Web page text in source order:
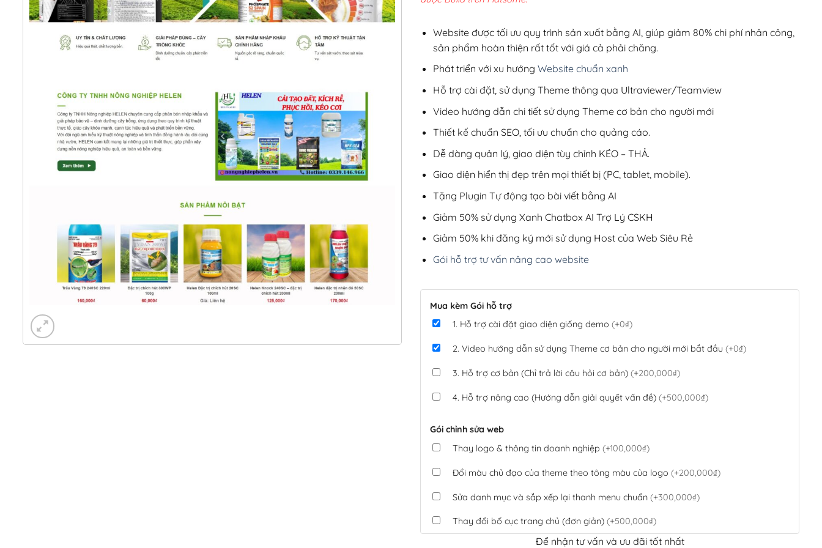
600,000₫.
Website được tối ưu quy trình sản xuất bằng AI, giúp giảm 80% chi phí nhân công,
sản phẩm hoàn thiện rất tốt với giá cả phải chăng.
Phát triển với xu hướng Website chuẩn xanh
Hỗ trợ cài đặt, sử dụng Theme thông qua Ultraviewer/Teamview
Video hướng dẫn chi tiết sử dụng Theme cơ bản cho người mới
Thiết kế chuẩn SEO, tối ưu chuẩn cho quảng cáo.
Dễ dàng quản lý, giao diện tùy chỉnh KÉO – THẢ.
Giao diện hiển thị đẹp trên mọi thiết bị (PC, tablet, mobile).
Tặng Plugin Tự động tạo bài viết bằng AI
Giảm 50% sử dụng Xanh Chatbox AI Trợ Lý CSKH
Giảm 50% khi đăng ký mới sử dụng Host của Web Siêu Rẻ
Gói hỗ trợ tư vấn nâng cao website
Mua kèm Gói hỗ trợ
1. Hỗ trợ cài đặt giao diện giống demo (+0₫)
2. Video hướng dẫn sử dụng Theme cơ bản cho người mới bắt đầu (+0₫)
3. Hỗ trợ cơ bản (Chỉ trả lời câu hỏi cơ bản) (+200,000₫)
4. Hỗ trợ nâng cao (Hướng dẫn giải quyết vấn đề) (+500,000₫)
Gói chỉnh sửa web
Thay logo & thông tin doanh nghiệp (+100,000₫)
Đổi màu chủ đạo của theme theo tông màu của logo (+200,000₫)
Sửa danh mục và sắp xếp lại thanh menu chuẩn (+300,000₫)
Thay đổi bố cục trang chủ (đơn giản) (+500,000₫)
Tích hợp thanh toán QR Code ngân hàng(+100,000₫)
Để nhận tư vấn và ưu đãi tốt nhất